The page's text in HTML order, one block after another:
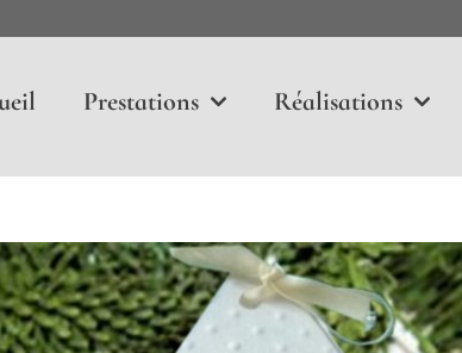
Prestations Réalisations